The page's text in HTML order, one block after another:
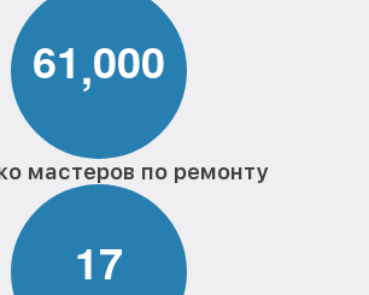
61,000
мастеров по ремонту
17